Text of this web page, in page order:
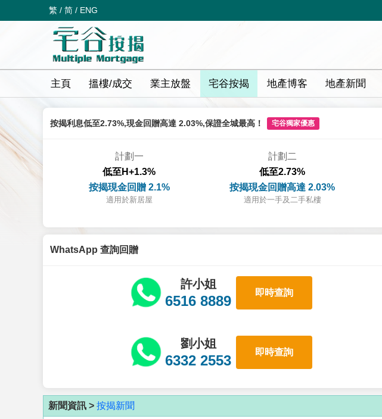
繁 / 简 / ENG
主頁 搵樓/成交 業主放盤 宅谷按揭 地產博客 地產新聞
按揭利息低至2.73%,現金回贈高達 2.03%,保證全城最高！ 宅谷獨家優惠
計劃一
低至H+1.3%
按揭現金回贈 2.1%
適用於新居屋
計劃二
低至2.73%
按揭現金回贈高達 2.03%
適用於一手及二手私樓
WhatsApp 查詢回贈
許小姐
6516 8889
即時查詢
劉小姐
6332 2553
即時查詢
新聞資訊 > 按揭新聞